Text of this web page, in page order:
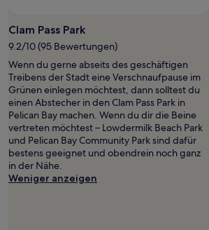
Clam Pass Park
9.2/10 (95 Bewertungen)
Wenn du gerne abseits des geschäftigen
Treibens der Stadt eine Verschnaufpause im
Grünen einlegen möchtest, dann solltest du
einen Abstecher in den Clam Pass Park in
Pelican Bay machen. Wenn du dir die Beine
vertreten möchtest – Lowdermilk Beach Park
und Pelican Bay Community Park sind dafür
bestens geeignet und obendrein noch ganz
in der Nähe.
Weniger anzeigen